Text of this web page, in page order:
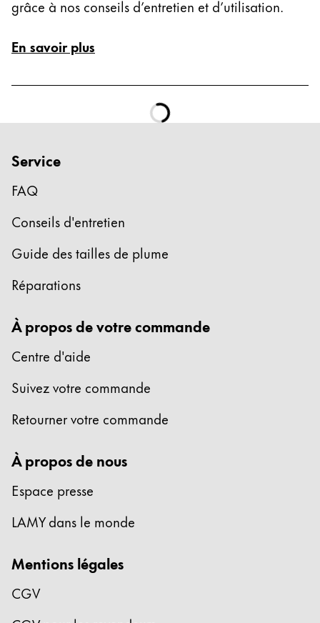
China
한국어
English
Philippines
English
Singapore
Taiwan
Thailand
ไทย
Vietnam
EnglishKhmer
Malaysia
Moyen-Orient
Cette région répertorie les pays et les langues
Océanie
grâce à nos conseils d’entretien et d’utilisation.
En savoir plus
Service
FAQ
Conseils d'entretien
Guide des tailles de plume
Réparations
À propos de votre commande
Centre d'aide
Suivez votre commande
Retourner votre commande
À propos de nous
Espace presse
LAMY dans le monde
Mentions légales
CGV